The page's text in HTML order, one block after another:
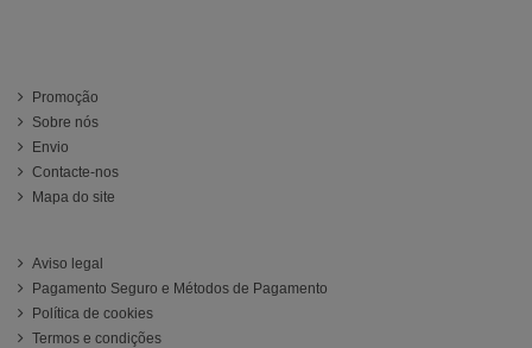
Promoção
Sobre nós
Envio
Contacte-nos
Mapa do site
Aviso legal
Pagamento Seguro e Métodos de Pagamento
Política de cookies
Termos e condições